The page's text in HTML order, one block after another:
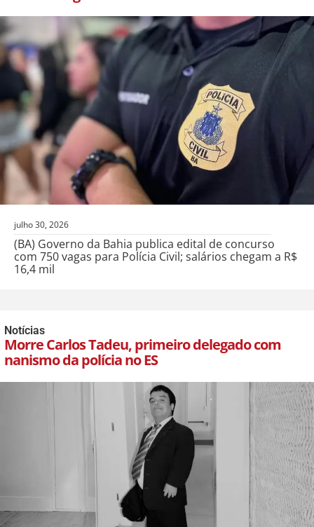
julho 30, 2026
(BA) Governo da Bahia publica edital de concurso
com 750 vagas para Polícia Civil; salários chegam a R$
16,4 mil
Notícias
Morre Carlos Tadeu, primeiro delegado com
nanismo da polícia no ES